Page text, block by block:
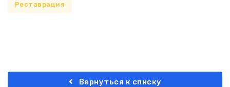
Реставрация
Вернуться к списку